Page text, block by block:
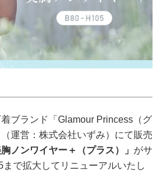
ンタメ
ブランド「Glamour Princess（グ
運営：株式会社いずみ）にて販売
胸ノンワイヤー＋（プラス）」 がサ
で拡大してリニューアルいたし